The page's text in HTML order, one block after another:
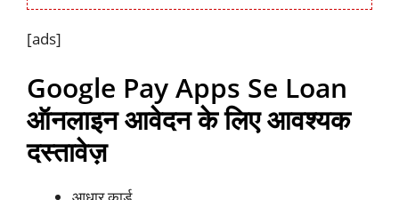
[ads]
Google Pay Apps Se Loan
ऑनलाइन आवेदन के लिए आवश्यक
दस्तावेज़